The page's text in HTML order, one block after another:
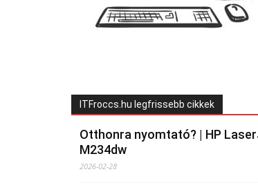
ITFroccs.hu legfrissebb cikkek
Otthonra nyomtató? | HP
M234dw
2026-02-28